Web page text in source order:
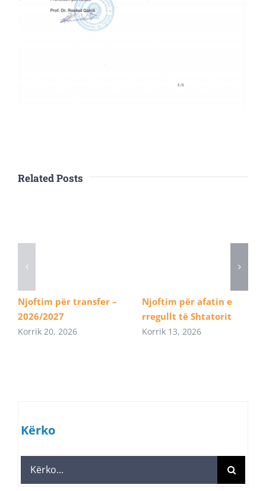
Related Posts
Njoftim për transfer –
2026/2027
Korrik 20, 2026
Njoftim për afatin e
rregullt të Shtatorit
Korrik 13, 2026
Kërko
Search
for: